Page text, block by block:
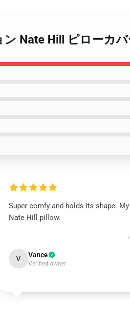
Nate Hill ピローカバ
Super comfy and holds its shape.
Nate Hill pillow.
V Vance
Verified owner